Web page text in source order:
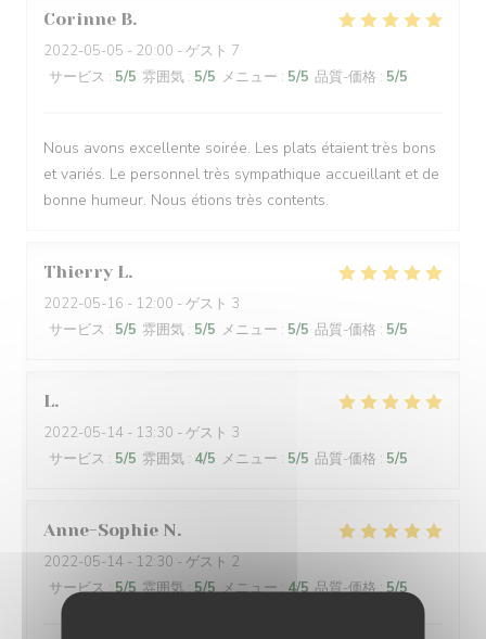
Corinne B
2022-05-05 - 20:00 - ゲスト 7
サービス : 5/5 雰囲気 : 5/5 メニュー : 5/5 品質-価格 : 5/5
Nous avons excellente soirée. Les plats étaient très bons
et variés. Le personnel très sympathique accueillant et de
bonne humeur. Nous étions très contents.
Thierry L
2022-05-16 - 12:00 - ゲスト 3
サービス : 5/5 雰囲気 : 5/5 メニュー : 5/5 品質-価格 : 5/5
L
2022-05-14 - 13:30 - ゲスト 3
サービス : 5/5 雰囲気 : 4/5 メニュー : 5/5 品質-価格 : 5/5
Anne-Sophie N
2022-05-14 - 12:30 - ゲスト 2
サービス:5/5 雰囲気:5/5 メニュー:4/5 品質-価格:5/5